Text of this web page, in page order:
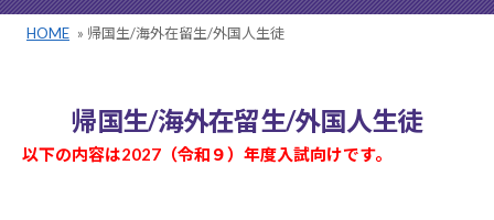
HOME » 帰国生/海外在留生/外国人生徒
国
帰国生/海外在留生/外国人生徒
以下の内容は2027（令和９）年度入試向けです。